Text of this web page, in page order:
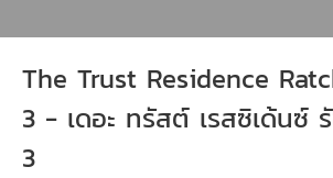
The Trust Residence
3 - เดอะ ทรัสต์ เรสซิเด้นซ์
3